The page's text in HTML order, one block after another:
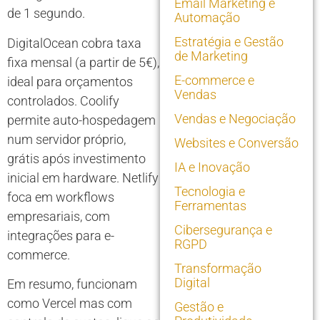
de 1 segundo.
DigitalOcean cobra taxa
fixa mensal (a partir de 5€),
ideal para orçamentos
controlados. Coolify
permite auto-hospedagem
num servidor próprio,
grátis após investimento
inicial em hardware. Netlify
foca em workflows
empresariais, com
integrações para e-
commerce.
Em resumo, funcionam
como Vercel mas com
Email Marketing e
Automação
Estratégia e Gestão
de Marketing
E-commerce e
Vendas
Vendas e Negociação
Websites e Conversão
IA e Inovação
Tecnologia e
Ferramentas
Cibersegurança e
RGPD
Transformação
Digital
Gestão e